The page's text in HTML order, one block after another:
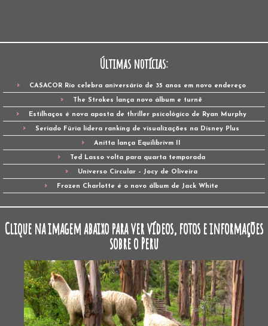
Últimas notícias:
CASACOR Rio celebra aniversário de 35 anos em novo endereço
The Strokes lança novo álbum e turnê
Estilhaços é nova aposta de thriller psicológico de Ryan Murphy
Seriado Fúria lidera ranking de visualizações na Disney Plus
Anitta lança Equilibrivm II
Ted Lasso volta para quarta temporada
Universo Circular – Jocy de Oliveira
Frozen Charlotte é o novo álbum de Jack White
Clique na imagem abaixo para ver vídeos, fotos e informações
sobre o Peru